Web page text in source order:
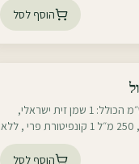
הוסף לסל
מארז קופסא מעוצב במידות 26/351/10 ס״מ הכולל: 1 שמן זית ישראלי,
מכרמי העוטף, כתית מעולה בכבישה קרה, 250 מ״ל 1 קונפיטורת פרי , ללא
הוסף לסל